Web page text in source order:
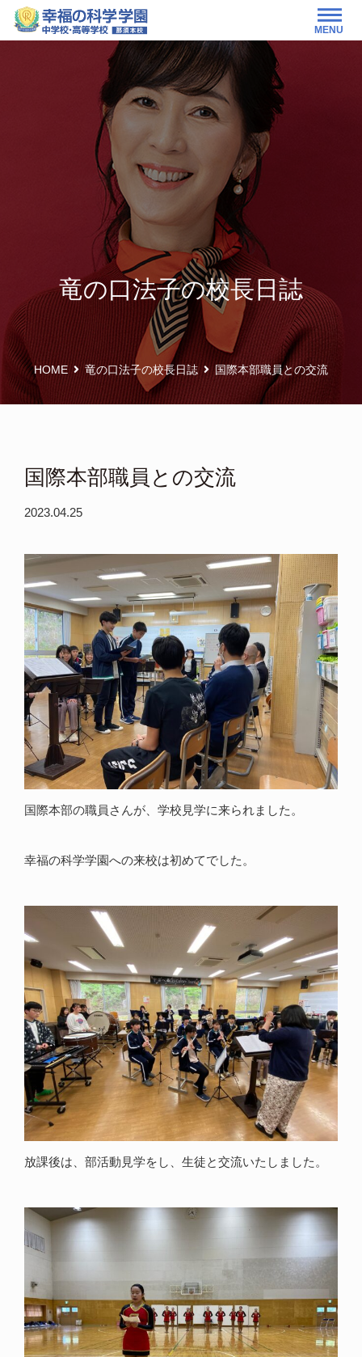
MENU
竜の口法子の校長日誌
HOME 竜の口法子の校長日誌 国際本部職員との交流
国際本部職員との交流
2023.04.25
国際本部の職員さんが、学校見学に来られました。
幸福の科学学園への来校は初めてでした。
放課後は、部活動見学をし、生徒と交流いたしました。